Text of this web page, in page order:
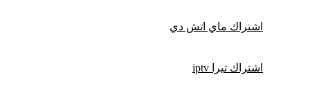
اشتراك ماي اتش دي
اشتراك تيرا iptv